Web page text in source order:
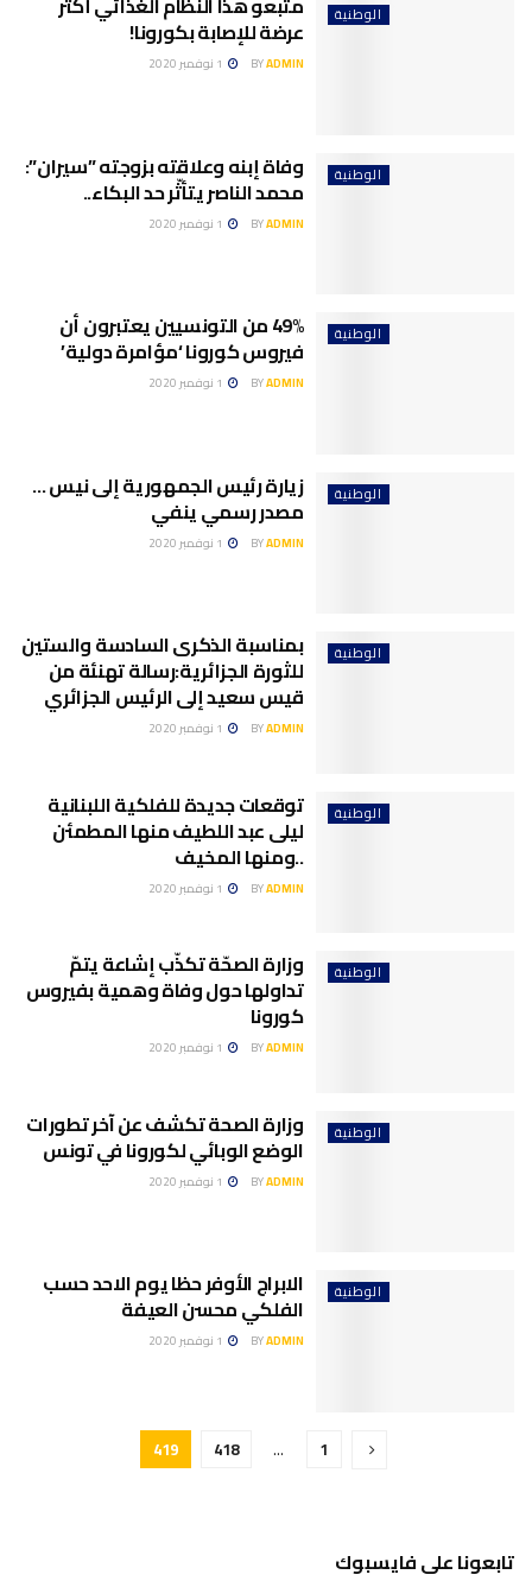
الوطنية عرضة للإصابة بكورونا!
BYADMIN
الوطنية وفاة إبنه وعلاقته بزوجته ”سيران”:
محمد الناصر يتأثّر حد البكاء..
BYADMIN
الوطنية 49% من التونسيين يعتبرون أن
فيروس كورونا ‘مؤامرة دولية’
BYADMIN
الوطنية زيارة رئيس الجمهورية إلى نيس …
مصدر رسمي ينفي
BYADMIN
الوطنية بمناسبة الذكرى السادسة والستين
للثورة الجزائرية:رسالة تهنئة من
قيس سعيد إلى الرئيس الجزائري
BYADMIN
الوطنية توقعات جديدة للفلكية اللبنانية
ليلى عبد اللطيف منها المطمئن
..ومنها المخيف
BYADMIN
الوطنية وزارة الصحّة تكذّب إشاعة يتمّ
تداولها حول وفاة وهمية بفيروس
كورونا
BYADMIN
الوطنية وزارة الصحة تكشف عن آخر تطورات
الوضع الوبائي لكورونا في تونس
BYADMIN
الوطنية الابراج الأوفر حظا يوم الاحد حسب
الفلكي محسن العيفة
BYADMIN
1
…
418
419
تابعونا على فايسبوك